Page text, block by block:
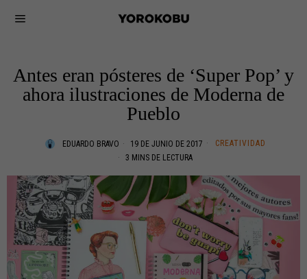
Antes eran pósteres de ‘Super Pop’ y
ahora ilustraciones de Moderna de
Pueblo
EDUARDO BRAVO 19 DE JUNIO DE 2017
CREATIVIDAD
3 MINS DE LECTURA